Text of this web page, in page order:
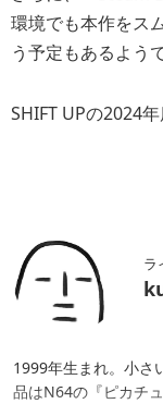
環境でも本作をス
う予定もあるようで
SHIFT UPの2024
ラ
1999年生まれ。小さ
品はN64の『ピカチ